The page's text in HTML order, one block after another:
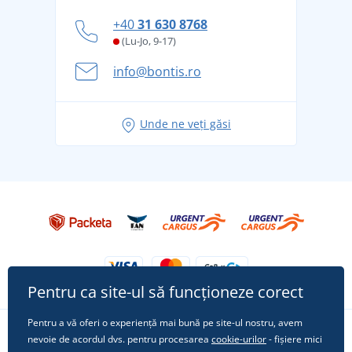
și în siguranță
Aventura de vară începe cu bagajul - pregătiți-vă
pentru vacanță fără griji
Tricoul preferat City în rol principal: ținute pentru
+4031 630 8768
(Lu-Jo, 9-17)
info@bontis.ro
Unde ne veți găsi
Urmărește-ne pe rețelele sociale
Pentru ca site-ul să funcționeze corect
Pentru a vă oferi o experiență mai bună pe site-ul nostru, avem
nevoie de acordul dvs. pentru procesarea cookie-urilor- fișiere mici